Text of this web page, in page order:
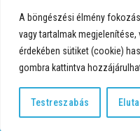
A böngészési élmény
vagy tartalmak
érdekében sütiket (cookie)
gombra kattintva
Testreszabás
Copyright 2026 © Medium